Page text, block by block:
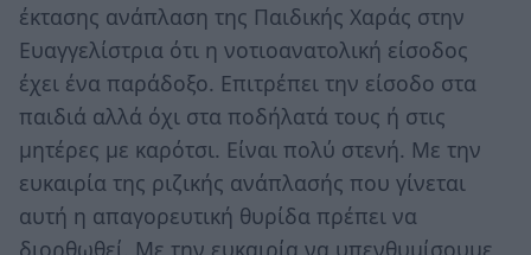
έκτασης ανάπλαση της Παιδικής Χαράς στην
Ευαγγελίστρια ότι η νοτιοανατολική είσοδος
έχει ένα παράδοξο. Επιτρέπει την είσοδο στα
παιδιά αλλά όχι στα ποδήλατά τους ή στις
μητέρες με καρότσι. Είναι πολύ στενή. Με την
ευκαιρία της ριζικής ανάπλασής που γίνεται
αυτή η απαγορευτική θυρίδα πρέπει να
διορθωθεί. Με την ευκαιρία να υπενθυμίσουμε